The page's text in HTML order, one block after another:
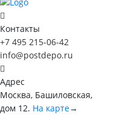
Контакты
+7 495 215-06-42
info@postdepo.ru
Адрес
Москва, Башиловская,
дом 12. На карте→